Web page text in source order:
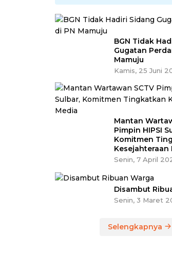
BGN Tidak
Gugatan
Mamuju
Kamis, 25 Juni
Mantan
Pimpin HIPSI
Komitmen
Kesejahteraan
Senin, 7 April
Disambut
Senin, 3 Maret
Selengkapnya